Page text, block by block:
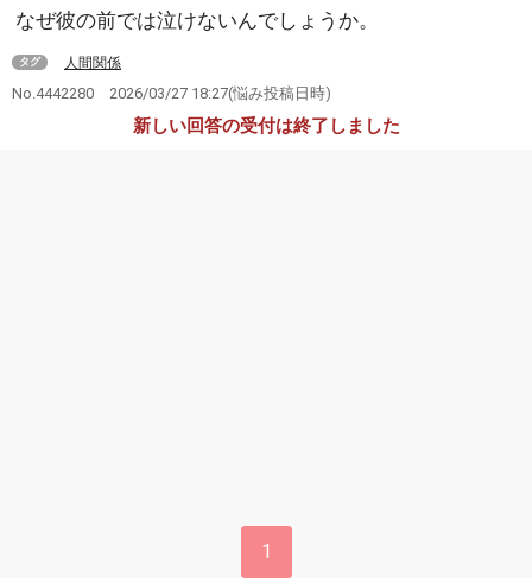
なぜ彼の前では泣けないんでしょうか。
タグ 人間関係
No.4442280 2026/03/27 18:27(悩み投稿日時)
新しい回答の受付は終了しました
1